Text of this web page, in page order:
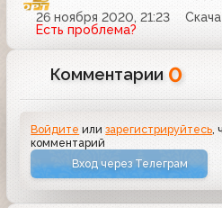
26 ноября 2020, 21:23
Есть проблема?
Комментарии 0
Войдите илизарегистрируйтесь,
комментарий
Вход через Телеграм